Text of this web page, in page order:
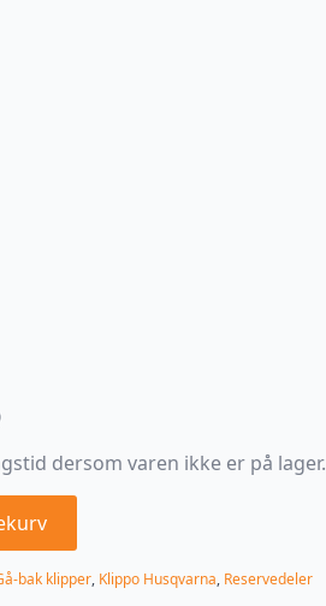
dersom varen ikke er på lager.
bak klipper, Klippo Husqvarna, Reservedeler